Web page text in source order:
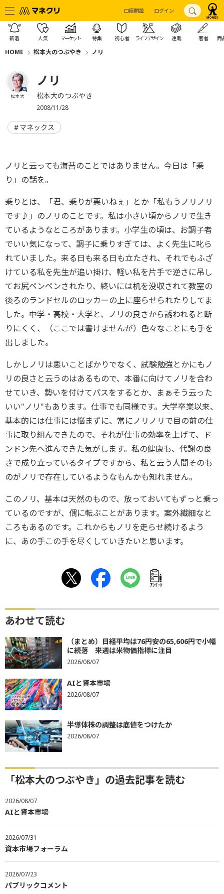
口座開設 ログイン
新着 人気 マーケット 特集 初心者 ライフデザイン 連載 著者 商
HOME 松本大のつぶやき ノリ
松本 大
ノリ
松本大のつぶやき
2008/11/28
マネックス
ノリと云っても海苔のことではありません。今日は「乗
り」の話を。
乗りとは、「君、乗りが悪いねぇ」とか「私もうノリノリ
です♪」のノリのことです。私は小さい頃からノリで生き
ているようなところがあります。小学生の頃は、お調子者
でいい気になって、調子に乗りすぎては、よく先生に叱ら
れていました。来る日も来る日も立たされ、それでもふざ
けている私を先生が追い掛け、軽い私を片手で逆さに吊し
てお尻ペンペンされたり、終いには机を没収されて教室の
後ろのランドセルのロッカーの上に座らせられたりしてま
した。中学・高校・大学と、ノリの良さから誘われると断
りにくく、（ここでは書けませんが）色々なことにも手を
出しました。
しかしノリは悪いことばかりでなく、試験勉強とかにもノ
リの良さと云うのはあるもので、本番に向けてノリを合わ
せていき、勢いを付けてパスをするとか、まぁそう云った
いい"ノリ"もあります。仕事でも同様です。大学卒業以来、
基本的には仕事には悩まずに、常にノリノリで目の前の仕
事に取り組んできたので、それが仕事の効率を上げて、ド
ンドン先へ進んできた気がします。私の健康も、代謝の良
さで成り立っているタイプですから、私と云う人間そのも
のがノリで存在しているようなもんかも知れません。
このノリ、基本は天然のもので、放っておいてもずっと乗っ
ているのですが、偶に転ぶことがあります。案外繊細なと
ころもあるのです。これからもノリを走らせ続けるよう
に、あの手この手を尽くしていきたいと思います。
ｱﾝｹｰﾄ
あわせて読む
（まとめ）日経平均は76円安の65,606円で小幅
に続落 来週は米物価指標に注目
2026/08/07
AIと資本市場
2026/08/07
半導体株の調整は底値をつけたか
2026/08/07
「松本大のつぶやき」の過去記事を読む
2026/08/07
AIと資本市場
2026/07/31
資本市場フォーラム
2026/07/23
パブリックコメント